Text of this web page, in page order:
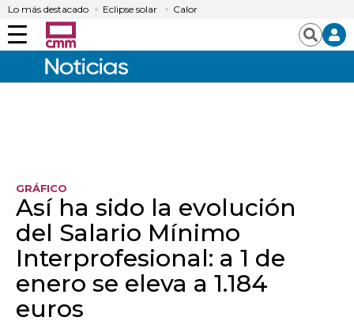
Lo más destacado Eclipse solar Calor
Menú Buscar
GRÁFICO
Así ha sido la evolución
del Salario Mínimo
Interprofesional: a 1 de
enero se eleva a 1.184
euros